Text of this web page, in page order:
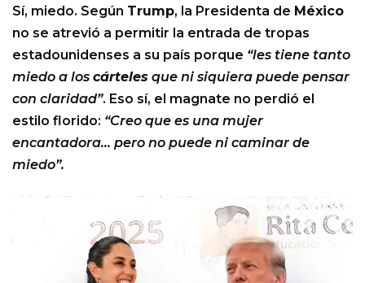
Sí, miedo. Según Trump, la Presidenta de México
no se atrevió a permitir la entrada de tropas
estadounidenses a su país porque “les tiene tanto
miedo a los cárteles que ni siquiera puede pensar
con claridad”. Eso sí, el magnate no perdió el
estilo florido: “Creo que es una mujer
encantadora… pero no puede ni caminar de
miedo”.